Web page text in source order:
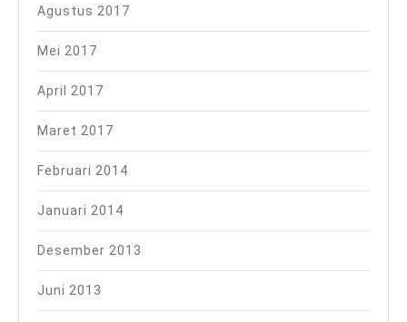
Agustus 2017
Mei 2017
April 2017
Maret 2017
Februari 2014
Januari 2014
Desember 2013
Juni 2013